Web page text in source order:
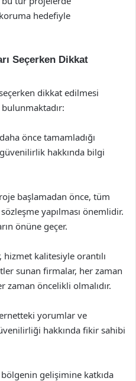
hedefiyle
Seçerken Dikkat
dikkat edilmesi
önce tamamladığı
hakkında bilgi
başlamadan önce, tüm
yapılması önemlidir.
önüne geçer.
kalitesiyle orantılı
sunan firmalar, her zaman
öncelikli olmalıdır.
yorumlar ve
hakkında fikir sahibi
gelişimine katkıda